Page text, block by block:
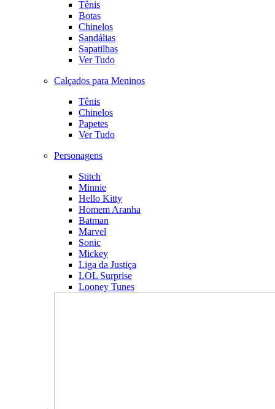
Tênis
Botas
Chinelos
Sandálias
Sapatilhas
Ver Tudo
Calçados para Meninos
Tênis
Chinelos
Papetes
Ver Tudo
Personagens
Stitch
Minnie
Hello Kitty
Homem Aranha
Batman
Marvel
Sonic
Mickey
Liga da Justiça
LOL Surprise
Looney Tunes